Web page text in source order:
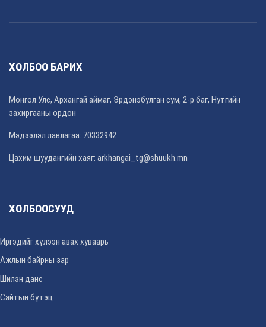
ХОЛБОО БАРИХ
Монгол Улс, Архангай аймаг, Эрдэнэбулган сум, 2-р баг, Нутгийн
захиргааны ордон
Мэдээлэл лавлагаа: 70332942
Цахим шуудангийн хаяг: arkhangai_tg@shuukh.mn
ХОЛБООСУУД
Иргэдийг хүлээн авах хуваарь
Ажлын байрны зар
Шилэн данс
Сайтын бүтэц